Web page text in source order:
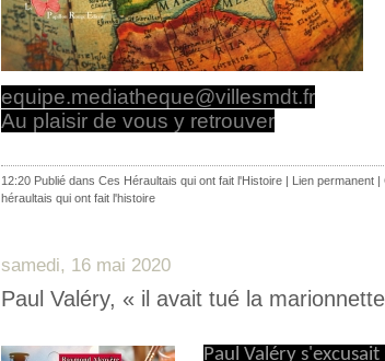
equipe.mediatheque@villesmdt.fr
Au plaisir de vous y retrouver
12:20 Publié dans Ces Héraultais qui ont fait l'Histoire | Lien permanent |
héraultais qui ont fait l'histoire
samedi, 16 mai 2020
Paul Valéry, « il avait tué la
Paul Valéry